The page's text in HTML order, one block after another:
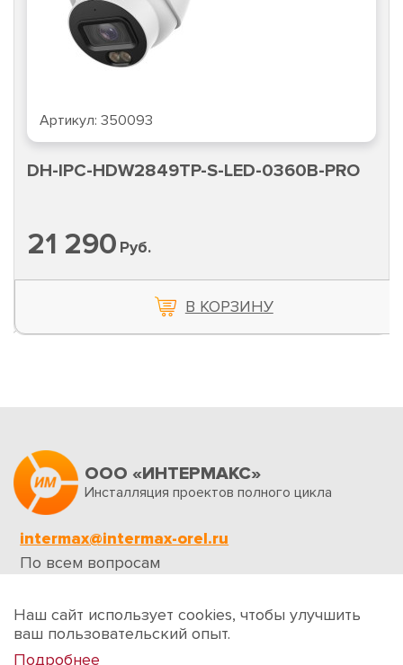
Артикул: 350093
DH-IPC-HDW2849TP-S-LED-0360B-PRO
21 290 Руб.
В КОРЗИНУ
ООО «ИНТЕРМАКС»
Инсталляция проектов полного цикла
intermax@intermax-orel.ru
По всем вопросам
Обратная связь
Наш сайт использует cookies, чтобы улучшить
ваш пользовательский опыт.
Подробнее